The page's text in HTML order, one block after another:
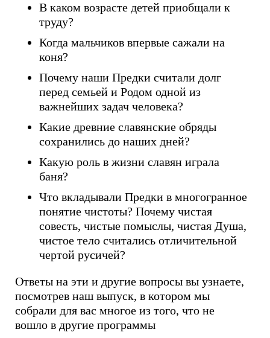
В каком возрасте детей приобщали к
труду?
Когда мальчиков впервые сажали на
коня?
Почему наши Предки считали долг
перед семьей и Родом одной из
важнейших задач человека?
Какие древние славянские обряды
сохранились до наших дней?
Какую роль в жизни славян играла
баня?
Что вкладывали Предки в многогранное
понятие чистоты? Почему чистая
совесть, чистые помыслы, чистая Душа,
чистое тело считались отличительной
чертой русичей?
Ответы на эти и другие вопросы вы узнаете,
посмотрев наш выпуск, в котором мы
собрали для вас многое из того, что не
вошло в другие программы